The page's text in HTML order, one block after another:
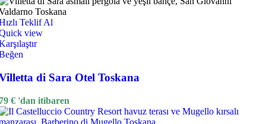
Teklif Al
view
di Sara Otel Toskana
€ 'dan itibaren